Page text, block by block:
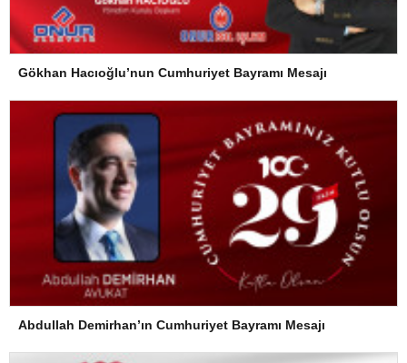
Gökhan Hacıoğlu’nun Cumhuriyet Bayramı Mesajı
Abdullah Demirhan’ın Cumhuriyet Bayramı Mesajı